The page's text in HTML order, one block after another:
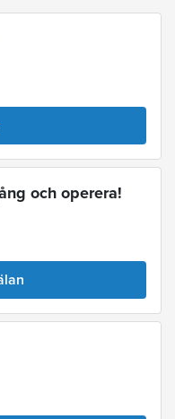
och operera!